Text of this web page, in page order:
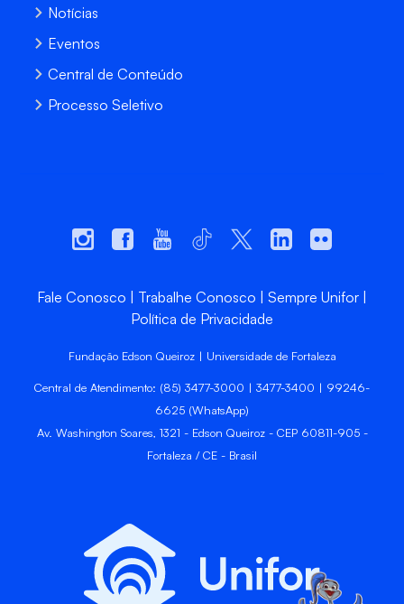
Notícias
Eventos
Central de Conteúdo
Processo Seletivo
Fale Conosco Trabalhe Conosco
Sempre Unifor
Política de Privacidade
Fundação Edson Queiroz | Universidade de Fortaleza
Central de Atendimento: (85) 3477-3000 | 3477-3400 | 99246-
6625 (WhatsApp)
Av. Washington Soares, 1321 - Edson Queiroz - CEP 60811-905 -
Fortaleza / CE - Brasil